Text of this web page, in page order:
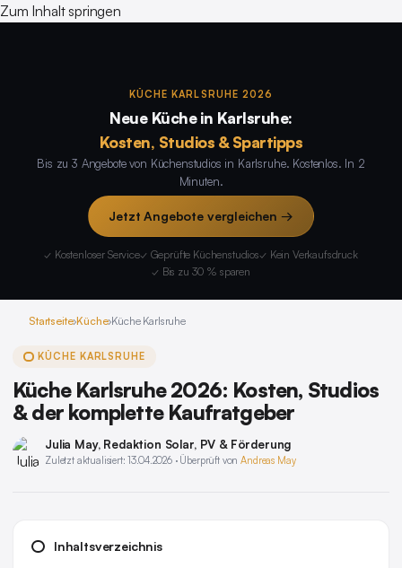
Zum Inhalt springen
KÜCHE KARLSRUHE 2026
Neue Küche in Karlsruhe:
Kosten, Studios & Spartipps
Bis zu 3 Angebote von Küchenstudios in Karlsruhe. Kostenlos. In 2
Minuten.
Jetzt Angebote vergleichen →
✓ Kostenloser Service✓ Geprüfte Küchenstudios✓ Kein Verkaufsdruck
✓ Bis zu 30 % sparen
Startseite›Küche›Küche Karlsruhe
KÜCHE KARLSRUHE
Küche Karlsruhe 2026: Kosten, Studios
& der komplette Kaufratgeber
Julia May, Redaktion Solar, PV & Förderung
Zuletzt aktualisiert: 13.04.2026 · Überprüft vonAndreas May
Inhaltsverzeichnis